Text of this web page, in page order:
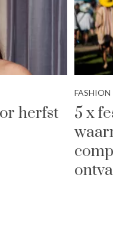
herfst
FASHION
5 x